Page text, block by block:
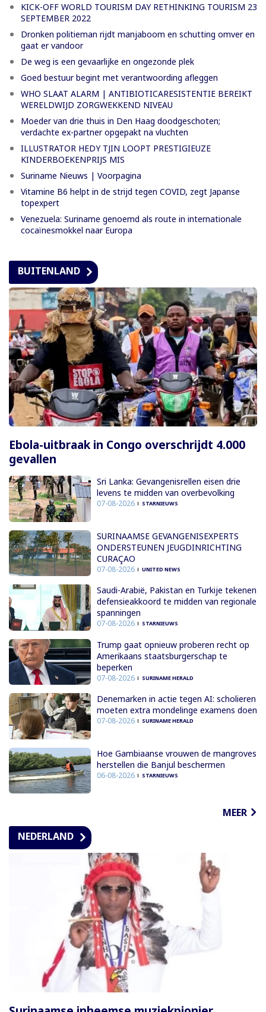
KICK-OFF WORLD TOURISM DAY RETHINKING TOURISM 23
SEPTEMBER 2022
Dronken politieman rijdt manjaboom en schutting omver en
gaat er vandoor
De weg is een gevaarlijke en ongezonde plek
Goed bestuur begint met verantwoording afleggen
WHO SLAAT ALARM | ANTIBIOTICARESISTENTIE BEREIKT
WERELDWIJD ZORGWEKKEND NIVEAU
Moeder van drie thuis in Den Haag doodgeschoten;
verdachte ex-partner opgepakt na vluchten
ILLUSTRATOR HEDY TJIN LOOPT PRESTIGIEUZE
KINDERBOEKENPRIJS MIS
Suriname Nieuws | Voorpagina
Vitamine B6 helpt in de strijd tegen COVID, zegt Japanse
topexpert
Venezuela: Suriname genoemd als route in internationale
cocaïnesmokkel naar Europa
BUITENLAND
Ebola-uitbraak in Congo overschrijdt 4.000
gevallen
Sri Lanka: Gevangenisrellen eisen drie
levens te midden van overbevolking
07-08-2026 STARNIEUWS
SURINAAMSE GEVANGENISEXPERTS
ONDERSTEUNEN JEUGDINRICHTING
CURAÇAO
07-08-2026 UNITED NEWS
Saudi-Arabië, Pakistan en Turkije tekenen
defensieakkoord te midden van regionale
spanningen
07-08-2026 STARNIEUWS
Trump gaat opnieuw proberen recht op
Amerikaans staatsburgerschap te
beperken
07-08-2026 SURINAME HERALD
Denemarken in actie tegen AI: scholieren
moeten extra mondelinge examens doen
07-08-2026 SURINAME HERALD
Hoe Gambiaanse vrouwen de mangroves
herstellen die Banjul beschermen
06-08-2026 STARNIEUWS
MEER
NEDERLAND